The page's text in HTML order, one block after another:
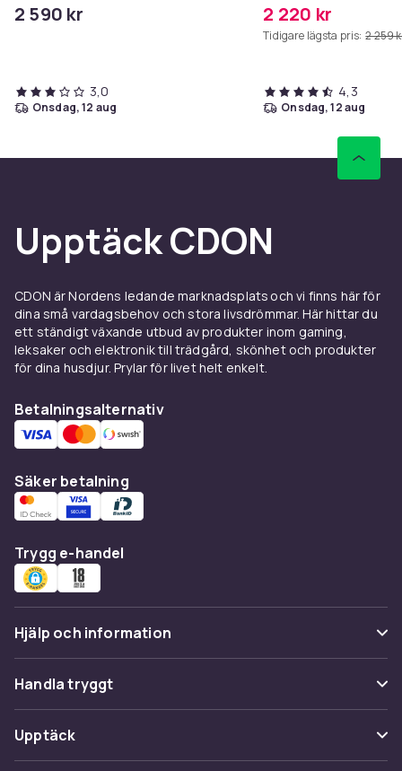
2 590 kr
3,0
onsdag, 12 aug
2 220 kr
Tidigare lägsta pris: 2 259
4,3
onsdag, 12 aug
Upptäck CDON
CDON är Nordens ledande marknadsplats och vi finns här för
dina små vardagsbehov och stora livsdrömmar. Här hittar du
ett ständigt växande utbud av produkter inom gaming,
leksaker och elektronik till trädgård, skönhet och produkter
för dina husdjur. Prylar för livet helt enkelt.
Betalningsalternativ
Säker betalning
Trygg e-handel
Hjälp och information
Vanliga frågor
Spåra paket
Ångra & Returnera här
Handla tryggt
Betalning
Leverans
Upptäck